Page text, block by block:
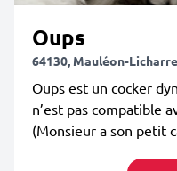
Oups
64130, Mauléon-Licharre
Oups est un cocker
n’est pas compatible
(Monsieur a son petit